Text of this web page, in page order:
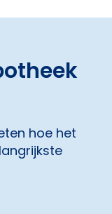
hoe het